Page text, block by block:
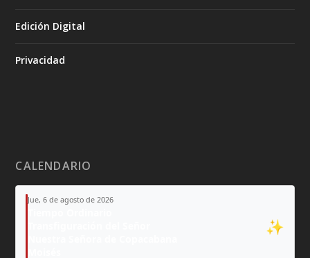
Edición Digital
Privacidad
CALENDARIO
Jue, 6 de agosto de 2026
✨